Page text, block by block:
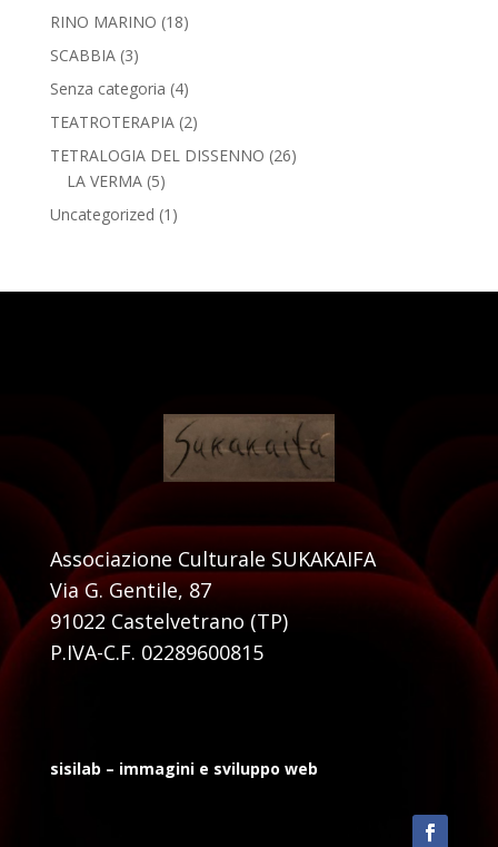
RINO MARINO (18)
SCABBIA(3)
Senza categoria (4)
TEATROTERAPIA(2)
TETRALOGIA DEL DISSENNO (26)
LA VERMA(5)
Uncategorized (1)
Associazione Culturale SUKAKAIFA
Via G. Gentile, 87
91022 Castelvetrano (TP)
P.IVA-C.F. 02289600815
sisilab – immagini e sviluppo web